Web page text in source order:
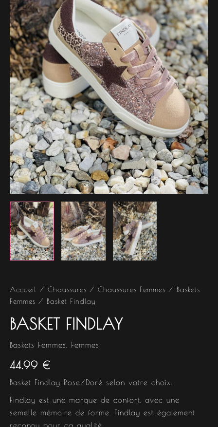
Accueil / Chaussures / Chaussures Femmes / Baskets
Femmes / Basket Findlay
BASKET FINDLAY
Baskets Femmes Femmes
44.99 €
Basket Findlay Rose/Doré selon votre choix.
Findlay est une marque de confort, avec une
semelle mémoire de forme. Findlay est également
reconnu pour ca qualité.